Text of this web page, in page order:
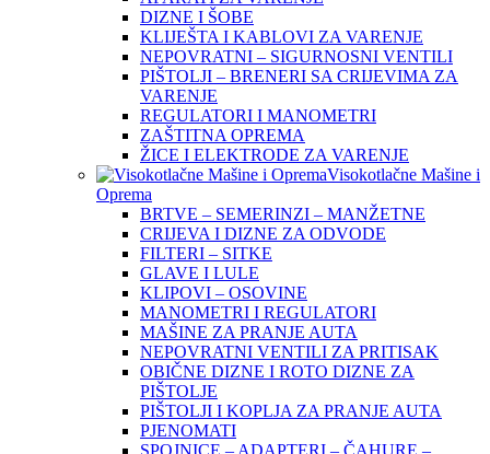
DIZNE I ŠOBE
KLIJEŠTA I KABLOVI ZA VARENJE
NEPOVRATNI – SIGURNOSNI VENTILI
PIŠTOLJI – BRENERI SA CRIJEVIMA ZA
VARENJE
REGULATORI I MANOMETRI
ZAŠTITNA OPREMA
ŽICE I ELEKTRODE ZA VARENJE
Visokotlačne Mašine i
Oprema
BRTVE – SEMERINZI – MANŽETNE
CRIJEVA I DIZNE ZA ODVODE
FILTERI – SITKE
GLAVE I LULE
KLIPOVI – OSOVINE
MANOMETRI I REGULATORI
MAŠINE ZA PRANJE AUTA
NEPOVRATNI VENTILI ZA PRITISAK
OBIČNE DIZNE I ROTO DIZNE ZA
PIŠTOLJE
PIŠTOLJI I KOPLJA ZA PRANJE AUTA
PJENOMATI
SPOJNICE – ADAPTERI – ČAHURE –